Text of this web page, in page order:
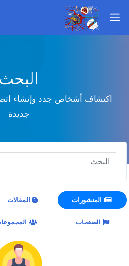
البحث
اكتشاف أشخاص جدد وإنشاء
جديدة
المنشورات المقالات
الصفحات